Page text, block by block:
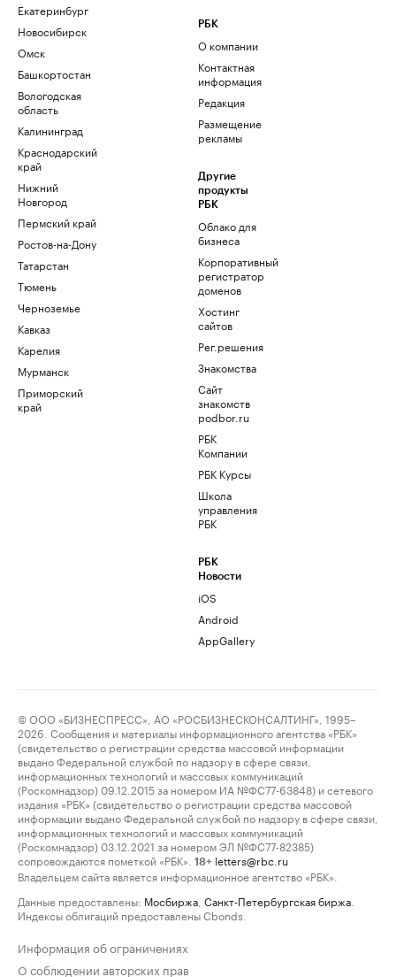
Екатеринбург
Новосибирск
Омск
Башкортостан
Вологодская
область
Калининград
Краснодарский
край
Нижний
Новгород
Пермский край
Ростов-на-Дону
Татарстан
Тюмень
Черноземье
Кавказ
Карелия
Мурманск
Приморский
край
РБК
О компании
Контактная
информация
Редакция
Размещение
рекламы
Другие
продукты
РБК
Облако для
бизнеса
Корпоративный
регистратор
доменов
Хостинг
сайтов
Рег.решения
Знакомства
Сайт
знакомств
podbor.ru
РБК
Компании
РБК Курсы
Школа
управления
РБК
РБК
Новости
iOS
Android
AppGallery
© ООО «БИЗНЕСПРЕСС», АО «РОСБИЗНЕСКОНСАЛТИНГ», 1995–
2026. Сообщения и материалы информационного агентства «РБК»
(свидетельство о регистрации средства массовой информации
выдано Федеральной службой по надзору в сфере связи,
информационных технологий и массовых коммуникаций
(Роскомнадзор) 09.12.2015 за номером ИА №ФС77-63848) и сетевого
издания «РБК» (свидетельство о регистрации средства массовой
информации выдано Федеральной службой по надзору в сфере связи,
информационных технологий и массовых коммуникаций
(Роскомнадзор) 03.12.2021 за номером ЭЛ №ФС77-82385)
сопровождаются пометкой «РБК».
18+ letters@rbc.ru
Владельцем сайта является информационное агентство «РБК».
Данные предоставлены: Мосбиржа Санкт-Петербургская биржа
Индексы облигаций предоставлены Cbonds.
Информация об ограничениях
О соблюдении авторских прав